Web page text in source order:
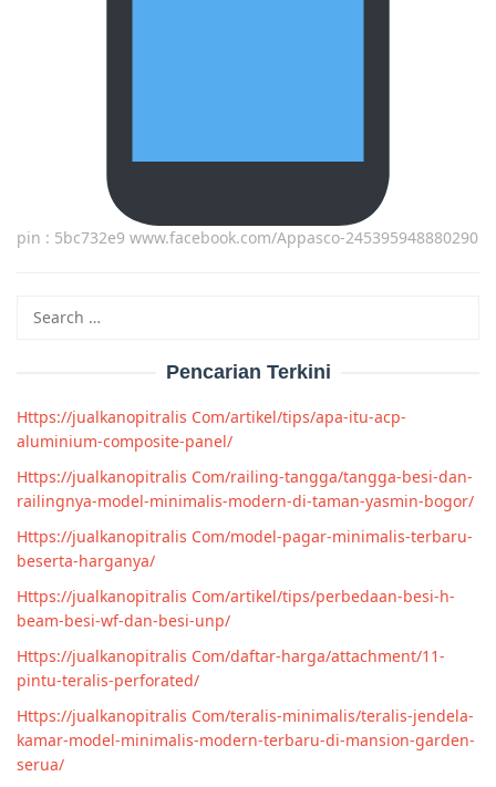
pin : 5bc732e9 www.facebook.com/Appasco-245395948880290
for:
Pencarian Terkini
Https://jualkanopitralis Com/artikel/tips/apa-itu-acp-
aluminium-composite-panel/
Https://jualkanopitralis Com/railing-tangga/tangga-besi-dan-
railingnya-model-minimalis-modern-di-taman-yasmin-bogor/
Https://jualkanopitralis Com/model-pagar-minimalis-terbaru-
beserta-harganya/
Https://jualkanopitralis Com/artikel/tips/perbedaan-besi-h-
beam-besi-wf-dan-besi-unp/
Https://jualkanopitralis Com/daftar-harga/attachment/11-
pintu-teralis-perforated/
Https://jualkanopitralis Com/teralis-minimalis/teralis-jendela-
kamar-model-minimalis-modern-terbaru-di-mansion-garden-
serua/